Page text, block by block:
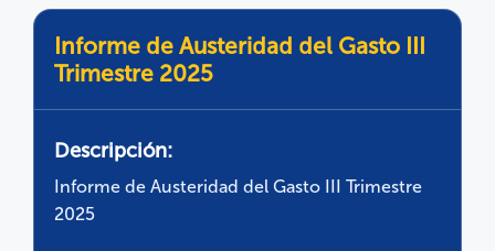
Informe de Austeridad del Gasto III
Trimestre 2025
Descripción:
Informe de Austeridad del Gasto III Trimestre
2025